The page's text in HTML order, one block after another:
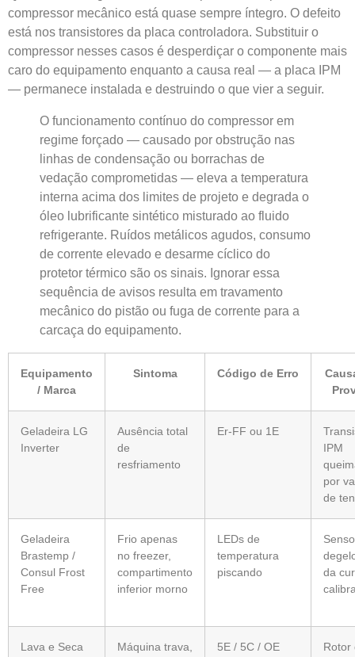
compressor mecânico está quase sempre íntegro. O defeito
está nos transistores da placa controladora. Substituir o
compressor nesses casos é desperdiçar o componente mais
caro do equipamento enquanto a causa real — a placa IPM
— permanece instalada e destruindo o que vier a seguir.
O funcionamento contínuo do compressor em
regime forçado — causado por obstrução nas
linhas de condensação ou borrachas de
vedação comprometidas — eleva a temperatura
interna acima dos limites de projeto e degrada o
óleo lubrificante sintético misturado ao fluido
refrigerante. Ruídos metálicos agudos, consumo
de corrente elevado e desarme cíclico do
protetor térmico são os sinais. Ignorar essa
sequência de avisos resulta em travamento
mecânico do pistão ou fuga de corrente para a
carcaça do equipamento.
Equipamento
/ Marca
Sintoma Código de Erro
Geladeira LG
Inverter
Ausência total
de
resfriamento
Er-FF ou 1E
IPM
por
de
Geladeira
Brastemp /
Consul Frost
Free
Frio apenas
no freezer,
compartimento
inferior morno
LEDs de
temperatura
piscando
da
Lava e Seca
Máquina trava,
5E / 5C / OE
Rotor